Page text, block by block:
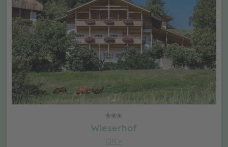
Wieserhof
CIN +